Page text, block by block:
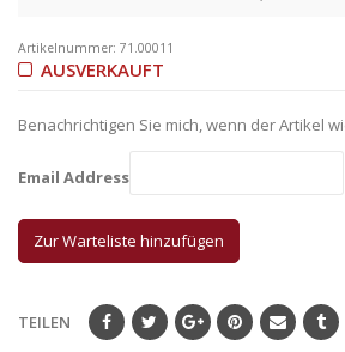
Artikelnummer: 71.00011
AUSVERKAUFT
Benachrichtigen Sie mich, wenn der Artikel
Email Address
TEILEN